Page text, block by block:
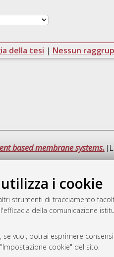
i cookie
strumenti di tracciamento
della comunicazione
vuoi, potrai esprimere
cookie" del sito.
della tesi | Nessun
based membrane systems.